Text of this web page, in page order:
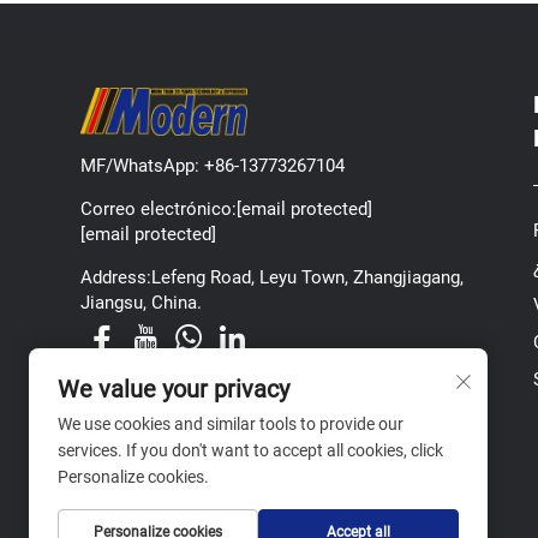
MF/WhatsApp: +86-13773267104
Correo electrónico:[email protected]
[email protected]
Address:Lefeng Road, Leyu Town, Zhangjiagang,
Jiangsu, China.
We value your privacy
We use cookies and similar tools to provide our
services. If you don't want to accept all cookies, click
Personalize cookies.
Personalize cookies Accept all